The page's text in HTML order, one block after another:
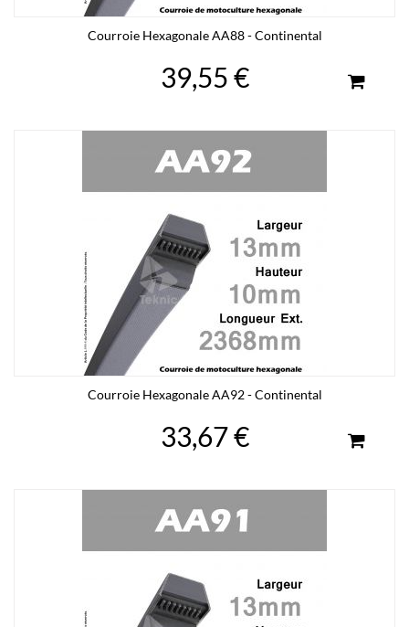
Courroie Hexagonale AA88 - Continental
39,55 €
Courroie Hexagonale AA92 - Continental
33,67 €